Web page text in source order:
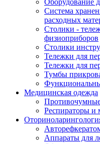
Оборудование
Система
расходных
Столики -
физиоприборов
Столики
Тележки для
Тележки для
Тумбы
Медицинская одежда
Респираторы и
Аппараты для